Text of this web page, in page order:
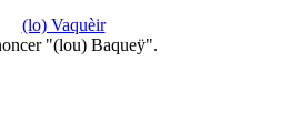
(lo) Vaquèir
"(lou) Baqueÿ".